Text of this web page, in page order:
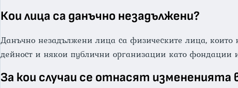
Кои лица са данъчно незадължени?
Данъчно незадължени лица са физическите лица,
дейност и някои публични организации като фондации
За кои случаи се отнасят измененията